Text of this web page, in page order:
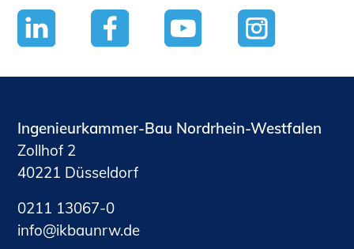
Ingenieurkammer-Bau Nordrhein-Westfalen
Zollhof 2
40221 Düsseldorf
0211 13067-0
nf
kb nrwd